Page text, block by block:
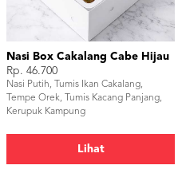
Nasi Box Cakalang Cabe Hijau
Rp. 46.700
Nasi Putih, Tumis Ikan Cakalang,
Tempe Orek, Tumis Kacang Panjang,
Kerupuk Kampung
Lihat